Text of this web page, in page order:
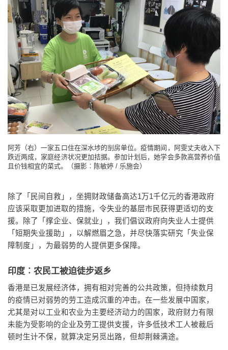
阿芳（右）一家五口住在深水埗的㓥房单位。疫情期间，阿雯丈夫收入下
跌近两成，家庭经济状况更加拮据。参加计划后，她学会多款高营养价值
且价钱相宜的菜式。（摄影︰陈敏婷 / 乐施会）
除了「民间自救」，坐拥财政储备高达1万1千亿元的香港政府
应该采取更加进取的措施，令失业的基层市民获得更适切的支
援。除了「撑企业、保就业」，我们倡议政府向失业人士提供
「短期失业援助」，以解燃眉之急，并尽快落实研究「失业保
障制度」，为最弱势的人提供更多保障。
印度︰农民工被迫徒步返乡
香港是已发展经济体，拥有相对完善的公共政策，但持续数月
的疫情已对弱势的劳工造成沉重的冲击。在一些发展中国家，
尤其是对以工业和农业为主要经济动力的国家，政府财力有限
未能为受影响的企业及劳工提供支援，许多低技术工人被裁后
顿时生计不保，就算决定另觅出路，但却荆棘满途。